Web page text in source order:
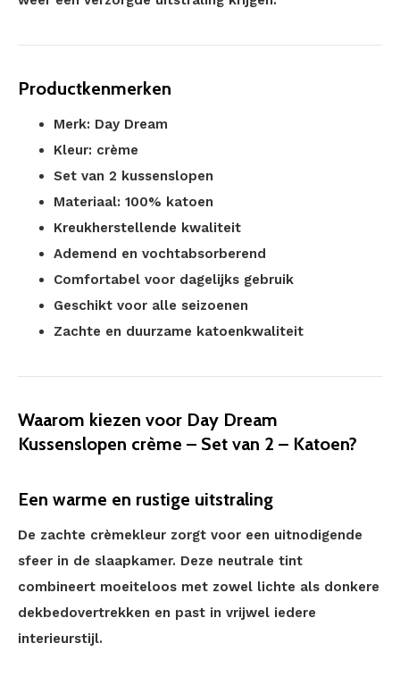
Productkenmerken
Merk: Day Dream
Kleur: crème
Set van 2 kussenslopen
Materiaal: 100% katoen
Kreukherstellende kwaliteit
Ademend en vochtabsorberend
Comfortabel voor dagelijks gebruik
Geschikt voor alle seizoenen
Zachte en duurzame katoenkwaliteit
Waarom kiezen voor Day Dream
Kussenslopen crème – Set van 2 – Katoen?
Een warme en rustige uitstraling
De zachte crèmekleur zorgt voor een uitnodigende
sfeer in de slaapkamer. Deze neutrale tint
combineert moeiteloos met zowel lichte als donkere
dekbedovertrekken en past in vrijwel iedere
interieurstijl.